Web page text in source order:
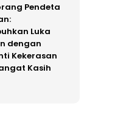
Pendeta
Luka
dengan
Kekerasan
Kasih